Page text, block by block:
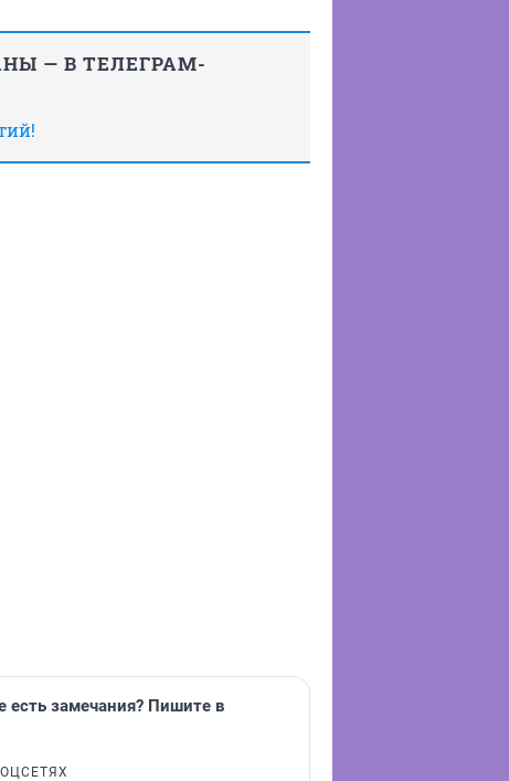
— В ТЕЛЕГРАМ-
есть замечания? Пишите в